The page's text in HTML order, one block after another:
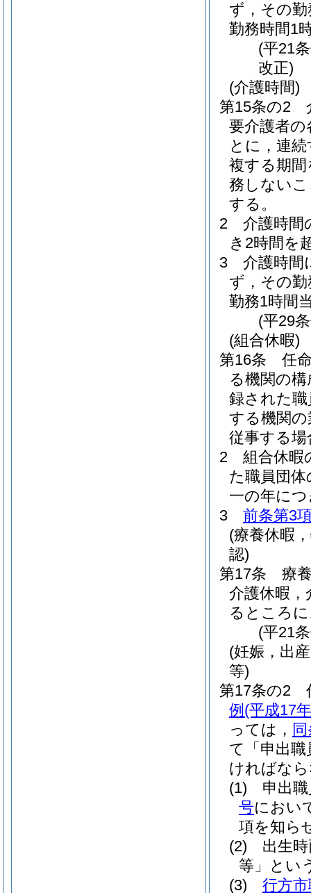
ず，その
勤務時間1
(平21
改正)
(介護時間)
第15条の2
要介護者
とに，連
複する期
務しない
する。
2
介護時間
き2時間を
3
介護時間
ず，その
勤務1時間
(平29
(組合休暇)
第16条
任
る機関の
録された
する機関
従事する
2
組合休暇
た職員団
一の年に
3
前条第3
(療養休暇
認)
第17条
療
介護休暇
るところ
(平21
(妊娠，出
等)
第17条の2
例 (平成17
っては，
て「申出
ければな
(1)
申出
号におい
項を知ら
(2)
出生
等」とい
(3)
行方